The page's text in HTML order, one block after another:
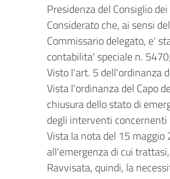
Presidenza del Consiglio
Considerato che, ai sensi
Commissario delegato, e'
contabilita' speciale n.
Visto l'art. 5 dell'ordinanza
Vista l'ordinanza del Capo
chiusura dello stato di
degli interventi
Vista la nota del 15
all'emergenza di cui
Ravvisata, quindi, la